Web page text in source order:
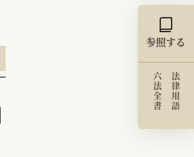
参照する
法律用語
六法全書